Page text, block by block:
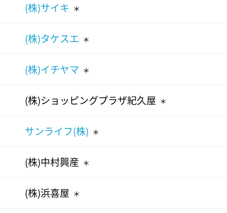
(株)サイキ ＊
(株)タケスエ ＊
(株)イチヤマ ＊
(株)ショッピングプラザ紀久屋 ＊
サンライフ(株) ＊
(株)中村興産 ＊
(株)浜喜屋 ＊